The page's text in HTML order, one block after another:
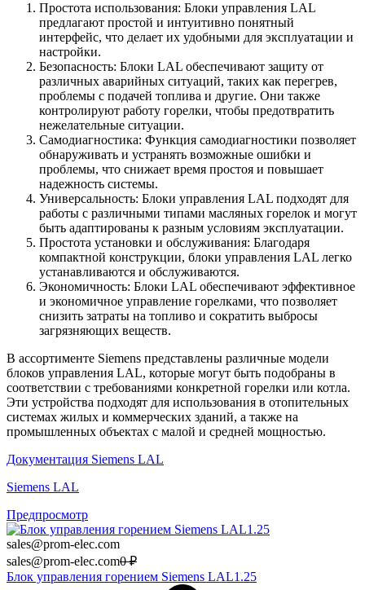
Простота использования: Блоки управления LAL
предлагают простой и интуитивно понятный
интерфейс, что делает их удобными для эксплуатации и
настройки.
Безопасность: Блоки LAL обеспечивают защиту от
различных аварийных ситуаций, таких как перегрев,
проблемы с подачей топлива и другие. Они также
контролируют работу горелки, чтобы предотвратить
нежелательные ситуации.
Самодиагностика: Функция самодиагностики позволяет
обнаруживать и устранять возможные ошибки и
проблемы, что снижает время простоя и повышает
надежность системы.
Универсальность: Блоки управления LAL подходят для
работы с различными типами масляных горелок и могут
быть адаптированы к разным условиям эксплуатации.
Простота установки и обслуживания: Благодаря
компактной конструкции, блоки управления LAL легко
устанавливаются и обслуживаются.
Экономичность: Блоки LAL обеспечивают эффективное
и экономичное управление горелками, что позволяет
снизить затраты на топливо и сократить выбросы
загрязняющих веществ.
В ассортименте Siemens представлены различные модели
блоков управления LAL, которые могут быть подобраны в
соответствии с требованиями конкретной горелки или котла.
Эти устройства подходят для использования в отопительных
системах жилых и коммерческих зданий, а также на
промышленных объектах с малой и средней мощностью.
Документация Siemens LAL
Siemens LAL
Предпросмотр
sales@prom-elec.com
sales@prom-elec.com0 ₽
Блок управления горением Siemens LAL1.25